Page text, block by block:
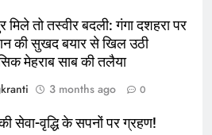
तो तस्वीर बदली: गंगा दशहरा पर
की सुखद बयार से खिल उठी
मेहराब साब की तलैया
3 months ago 0
सेवा-वृद्धि के सपनों पर ग्रहण!